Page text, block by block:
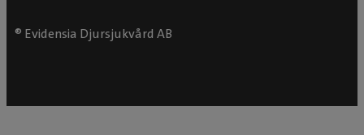
® Evidensia Djursjukvård AB